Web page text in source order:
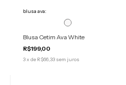
blusa ava:
Blusa Cetim Ava White
R$199,00
3x de R$66,33 sem juros